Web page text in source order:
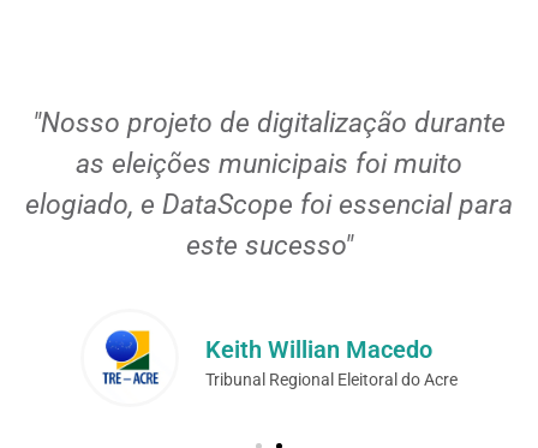
"Nosso projeto de digitalização durante
as eleições municipais foi muito
elogiado, e DataScope foi essencial para
este sucesso"
Keith Willian Macedo
Tribunal Regional Eleitoral do Acre